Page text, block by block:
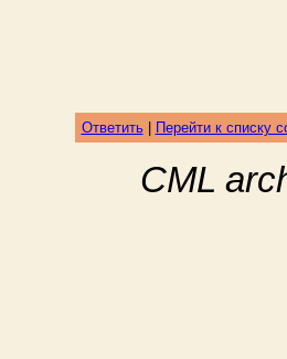
Ответить| Перейти к списку
CML